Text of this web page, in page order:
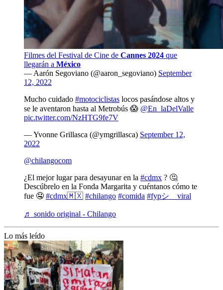
Filmes del Festival de Cine de Cannes 2024 que
llegarán a México
— Aarón Segoviano (@aaron_segoviano) September
12, 2022
Mucho cuidado #motociclistas locos pasándose altos y
se le aventaron hasta al Metrobús 😱 @En_laDelValle
pic.twitter.com/NzHTG9fe7V
— Yvonne Grillasca (@ymgrillasca) September 12,
2022
@chilangocom
¿El mejor lugar para desayunar en la #cdmx ? 🤔
Descúbrelo en la Fonda Margarita y cuéntanos cómo te
fue 🤤 #cdmx🇲🇽 #chilango #comida #fypシ゚viral
♬ sonido original - Chilango
Lo más leído